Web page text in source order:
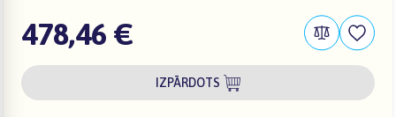
478,46 €
IZPĀRDOTS